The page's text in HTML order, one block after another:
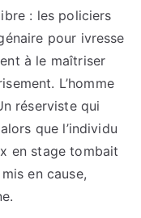
: les policiers
pour ivresse
à le maîtriser
L’homme
réserviste qui
que l’individu
en stage tombait
en cause,